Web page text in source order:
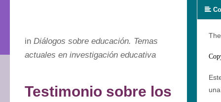
in Diálogos sobre educación. Temas
actuales en investigación educativa
Testimonio sobre los